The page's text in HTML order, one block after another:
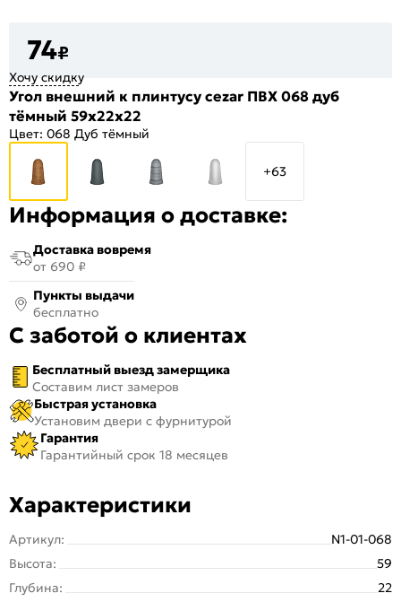
74₽
Хочу скидку
Угол внешний к плинтусу cezar ПВХ 068 дуб
тёмный 59x22x22
Цвет: 068 Дуб тёмный
+63
Информация о доставке:
Доставка вовремя
от 690 ₽
Пункты выдачи
бесплатно
С заботой о клиентах
Бесплатный выезд замерщика
Составим лист замеров
Быстрая установка
Установим двери с фурнитурой
Гарантия
Гарантийный срок 18 месяцев
Характеристики
Артикул:
N1-01-068
Высота:
59
Глубина:
22